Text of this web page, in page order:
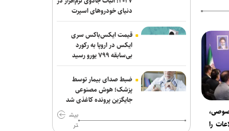
را
«مرد عنکبوتی: یک روز تازه» در آستانه فتح
رکوردهای تازه؛ «اودیسه» از یک میلیارد
خبرنگاری در روزهای عادی، پیشه‌ای شریف،
اما در روزهای سخت، سیمایی از مجاهدت
فرهنگی و اجتماعی پیدا می‌کند
اجرای «خسوف»؛ روایت موسیقایی عاشورا
در تالار وحدت
دنیای خودروهای اسپرت
قیمت ایکس‌باکس سری
ایکس در اروپا به رکورد
بی‌سابقه ۷۹۹ یورو رسید
ضبط صدای بیمار توسط
پزشک؛ هوش مصنوعی
جایگزین پرونده کاغذی شد
بیش
تر